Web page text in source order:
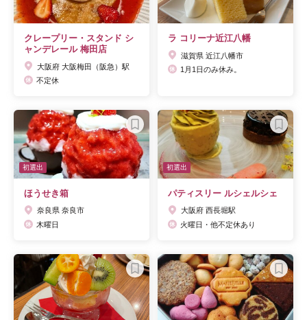
クレープリー・スタンド シ
ャンデレール 梅田店
大阪府 大阪梅田（阪急）駅
不定休
ラ コリーナ近江八幡
滋賀県 近江八幡市
1月1日のみ休み。
初選出
ほうせき箱
奈良県 奈良市
木曜日
初選出
パティスリー ルシェルシェ
大阪府 西長堀駅
火曜日・他不定休あり